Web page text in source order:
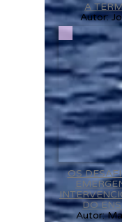
A
Autor:
OS
DO
Autor: